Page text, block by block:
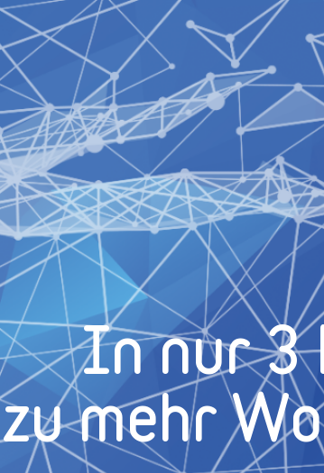
In nur 3
zu mehr